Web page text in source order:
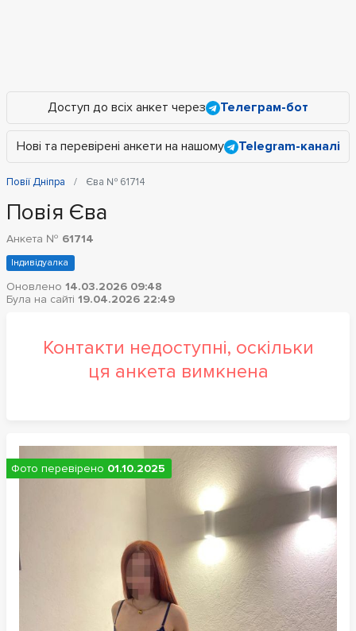
Доступ до всіх анкет через Телеграм-бот
Нові та перевірені анкети на нашому Telegram-каналі
Повії Дніпра Єва № 61714
Повія Єва
Анкета № 61714
Індивідуалка
Оновлено 14.03.2026 09:48
Була на сайті 19.04.2026 22:49
Контакти недоступні, оскільки
ця анкета вимкнена
Фото перевірено 01.10.2025